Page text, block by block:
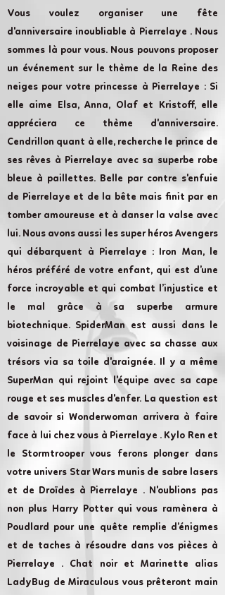
Vous voulez organiser une fête
d'anniversaire inoubliable à Pierrelaye . Nous
sommes là pour vous. Nous pouvons proposer
un événement sur le thème de la Reine des
neiges pour votre princesse à Pierrelaye : Si
elle aime Elsa, Anna, Olaf et Kristoff, elle
appréciera ce thème d'anniversaire.
Cendrillon quant à elle, recherche le prince de
ses rêves à Pierrelaye avec sa superbe robe
bleue à paillettes. Belle par contre s'enfuie
de Pierrelaye et de la bête mais finit par en
tomber amoureuse et à danser la valse avec
lui. Nous avons aussi les super héros Avengers
qui débarquent à Pierrelaye : Iron Man, le
héros préféré de votre enfant, qui est d’une
force incroyable et qui combat l’injustice et
le mal grâce à sa superbe armure
biotechnique. SpiderMan est aussi dans le
voisinage de Pierrelaye avec sa chasse aux
trésors via sa toile d'araignée. Il y a même
SuperMan qui rejoint l'équipe avec sa cape
rouge et ses muscles d'enfer. La question est
de savoir si Wonderwoman arrivera à faire
face à lui chez vous à Pierrelaye . Kylo Ren et
le Stormtrooper vous ferons plonger dans
votre univers Star Wars munis de sabre lasers
et de Droïdes à Pierrelaye . N'oublions pas
non plus Harry Potter qui vous ramènera à
Poudlard pour une quête remplie d’énigmes
et de taches à résoudre dans vos pièces à
Pierrelaye . Chat noir et Marinette alias
LadyBug de Miraculous vous prêteront main